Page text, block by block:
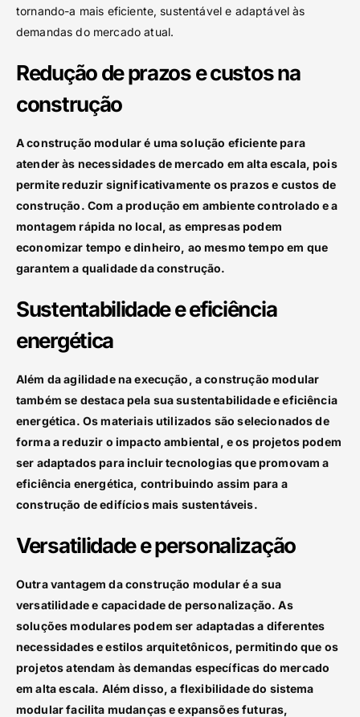
tornando-a mais eficiente, sustentável e adaptável às
demandas do mercado atual.
Redução de prazos e custos na
construção
A construção modular é uma solução eficiente para
atender às necessidades de mercado em alta escala, pois
permite reduzir significativamente os prazos e custos de
construção. Com a produção em ambiente controlado e a
montagem rápida no local, as empresas podem
economizar tempo e dinheiro, ao mesmo tempo em que
garantem a qualidade da construção.
Sustentabilidade e eficiência
energética
Além da agilidade na execução, a construção modular
também se destaca pela sua sustentabilidade e eficiência
energética. Os materiais utilizados são selecionados de
forma a reduzir o impacto ambiental, e os projetos podem
ser adaptados para incluir tecnologias que promovam a
eficiência energética, contribuindo assim para a
construção de edifícios mais sustentáveis.
Versatilidade e personalização
Outra vantagem da construção modular é a sua
versatilidade e capacidade de personalização. As
soluções modulares podem ser adaptadas a diferentes
necessidades e estilos arquitetônicos, permitindo que os
projetos atendam às demandas específicas do mercado
em alta escala. Além disso, a flexibilidade do sistema
modular facilita mudanças e expansões futuras,